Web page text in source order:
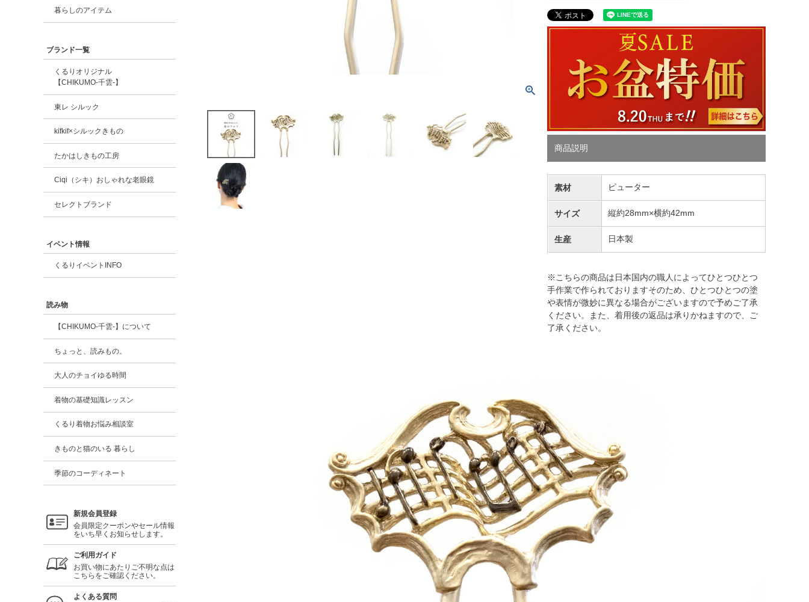
暮らしのアイテム
ブランド一覧
くるりオリジナル
【CHIKUMO-千雲-】
東レ シルック
kifkif×シルックきもの
たかはしきもの工房
Ciqi（シキ）おしゃれな老眼鏡
セレクトブランド
イベント情報
くるりイベントINFO
読み物
【CHIKUMO-千雲-】について
ちょっと、読みもの。
大人のチョイゆる時間
着物の基礎知識レッスン
くるり着物お悩み相談室
きものと猫のいる 暮らし
季節のコーディネート
新規会員登録
会員限定クーポンやセール情報
をいち早くお知らせします。
ご利用ガイド
お買い物にあたりご不明な点は
こちらをご確認ください。
よくある質問
商品説明
素材 ピューター
サイズ 縦約28mm×横約42mm
生産 日本製
※こちらの商品は日本国内の職人によってひとつひとつ
手作業で作られておりますそのため、ひとつひとつの塗
や表情が微妙に異なる場合がございますので予めご了承
ください。また、着用後の返品は承りかねますので、ご
了承ください。